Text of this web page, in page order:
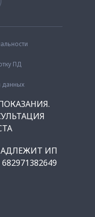
ПД
данных
ИП